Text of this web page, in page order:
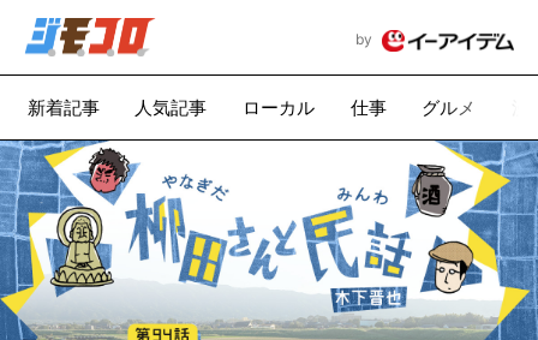
by
新着記事 人気記事 ローカル 仕事 グルメ